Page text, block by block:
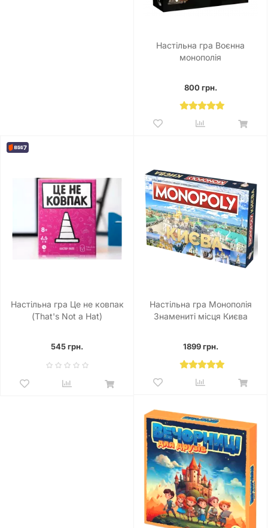
Настільна гра Воєнна
монополія
800 грн.
7
Настільна гра Це не ковпак
(That's Not a Hat)
545 грн.
Настільна гра Монополія
Знамениті місця Києва
1899 грн.